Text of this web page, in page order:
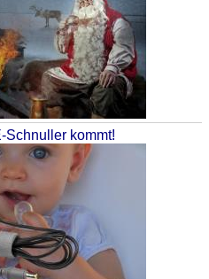
Schnuller kommt!